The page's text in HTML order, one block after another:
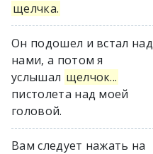
щелчка.
Он подошел и встал над
нами, а потом я
услышал щелчок...
пистолета над моей
головой.
Вам следует нажать на